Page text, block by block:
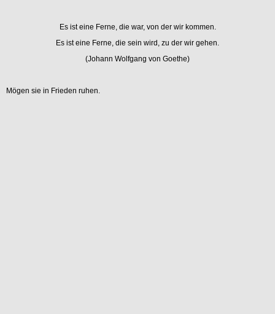
Es ist eine Ferne, die war, von der wir kommen.
Es ist eine Ferne, die sein wird, zu der wir gehen.
(Johann Wolfgang von Goethe)
Mögen sie in Frieden ruhen.